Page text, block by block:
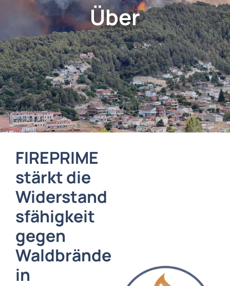
Über
FIREPRIME
stärkt die
Widerstand
sfähigkeit
gegen
Waldbrände
in